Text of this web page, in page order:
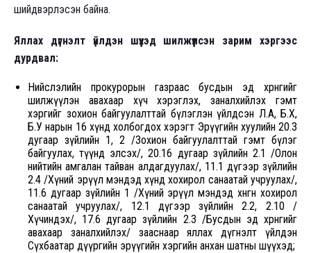
шийдвэрлэсэн байна.
Яллах дүгнэлт үйлдэн шүүхэд шилжүүлсэн зарим хэргээс
дурдвал:
Нийслэлийн прокурорын газраас бусдын эд хөрөнгийг
шилжүүлэн авахаар хүч хэрэглэх, заналхийлэх гэмт
хэргийг зохион байгуулалттай бүлэглэн үйлдсэн Л.А, Б.Х,
Б.У нарын 16 хүнд холбогдох хэрэгт Эрүүгийн хуулийн 20.3
дугаар зүйлийн 1, 2 /Зохион байгуулалттай гэмт бүлэг
байгуулах, түүнд элсэх/, 20.16 дугаар зүйлийн 2.1 /Олон
нийтийн амгалан тайван алдагдуулах/, 11.1 дүгээр зүйлийн
2.4 /Хүний эрүүл мэндэд хүнд хохирол санаатай учруулах/,
11.6 дугаар зүйлийн 1 /Хүний эрүүл мэндэд хөнгөн хохирол
санаатай учруулах/, 12.1 дүгээр зүйлийн 2.2, 2.10 /
Хүчиндэх/, 17.6 дугаар зүйлийн 2.3 /Бусдын эд хөрөнгийг
авахаар заналхийлэх/ зааснаар яллах дүгнэлт үйлдэн
Сүхбаатар дүүргийн эрүүгийн хэргийн анхан шатны шүүхэд;